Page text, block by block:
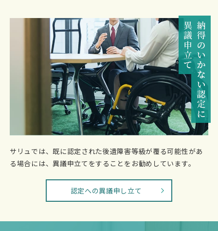
サリュでは、既に認定された後遺障害等級が覆る可能性があ
る場合には、異議申立てをすることをお勧めしています。
認定への異議申し立て